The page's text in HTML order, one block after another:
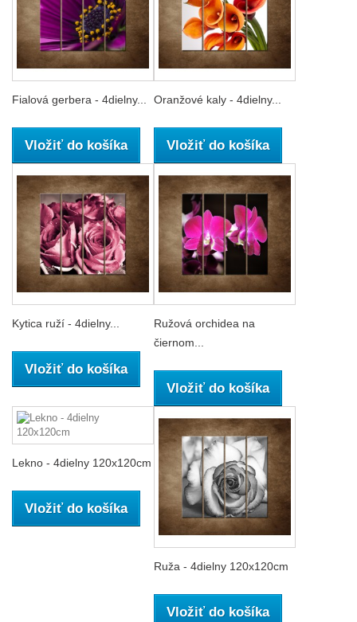
Fialová gerbera - 4dielny...
Vložiť do košíka
Oranžové kaly - 4dielny...
Vložiť do košíka
Kytica ruží - 4dielny...
Vložiť do košíka
Ružová orchidea na
čiernom...
Vložiť do košíka
Lekno - 4dielny 120x120cm
Vložiť do košíka
Ruža - 4dielny 120x120cm
Vložiť do košíka